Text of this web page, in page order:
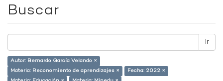
Buscar
Ir
Autor: Bernardo García Velando ×
Materia: Reconomiento de aprendizajes ×
Fecha: 2022 ×